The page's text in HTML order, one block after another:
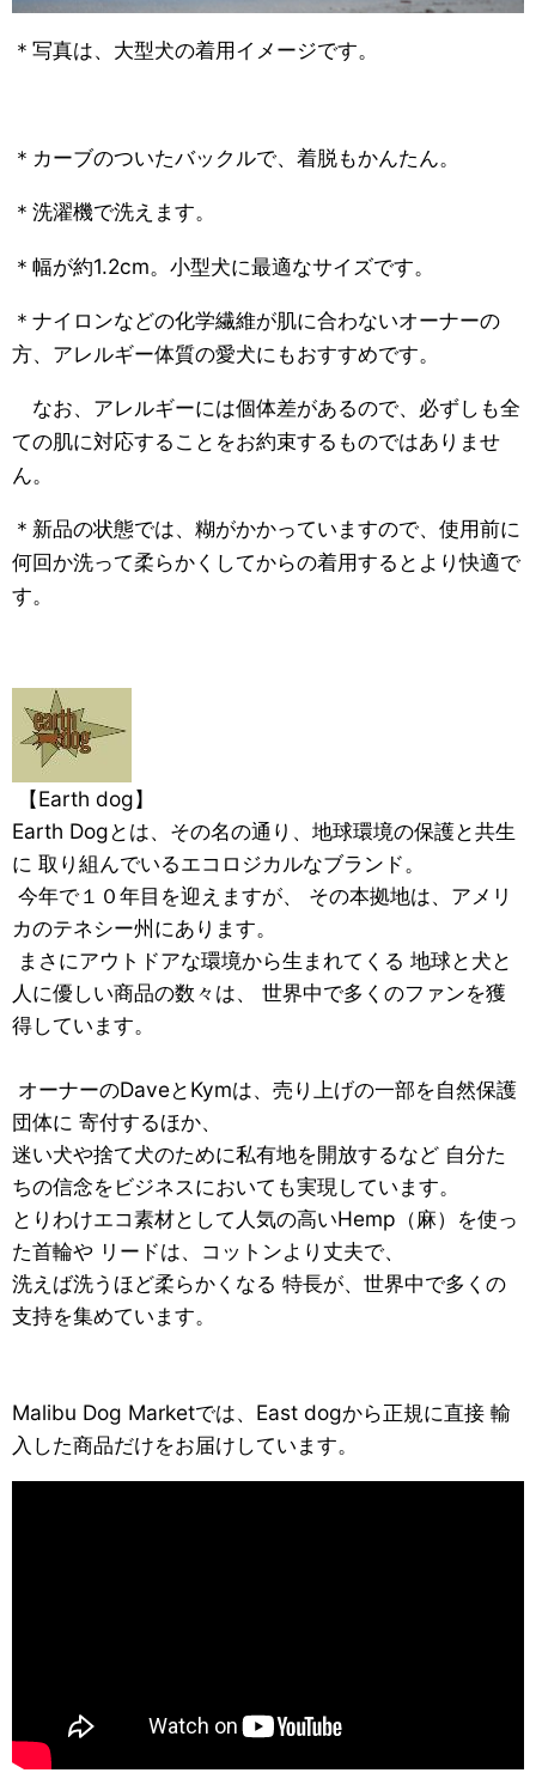
＊写真は、大型犬の着用イメージです。
＊カーブのついたバックルで、着脱もかんたん。
＊洗濯機で洗えます。
＊幅が約1.2cm。小型犬に最適なサイズです。
＊ナイロンなどの化学繊維が肌に合わないオーナーの
方、アレルギー体質の愛犬にもおすすめです。
なお、アレルギーには個体差があるので、必ずしも全
ての肌に対応することをお約束するものではありませ
ん。
＊新品の状態では、糊がかかっていますので、使用前に
何回か洗って柔らかくしてからの着用するとより快適で
す。
【Earth dog】
Earth Dogとは、その名の通り、地球環境の保護と共生
に 取り組んでいるエコロジカルなブランド。
今年で１０年目を迎えますが、 その本拠地は、アメリ
カのテネシー州にあります。
まさにアウトドアな環境から生まれてくる 地球と犬と
人に優しい商品の数々は、 世界中で多くのファンを獲
得しています。
オーナーのDaveとKymは、売り上げの一部を自然保護
団体に 寄付するほか、
迷い犬や捨て犬のために私有地を開放するなど 自分た
ちの信念をビジネスにおいても実現しています。
とりわけエコ素材として人気の高いHemp（麻）を使っ
た首輪や リードは、コットンより丈夫で、
洗えば洗うほど柔らかくなる 特長が、世界中で多くの
支持を集めています。
Malibu Dog Marketでは、East dogから正規に直接 輸
入した商品だけをお届けしています。